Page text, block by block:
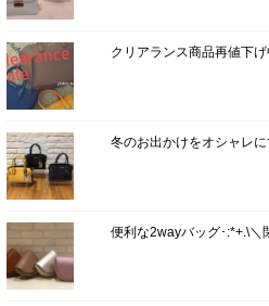
クリアランス商品再値下げ
冬のお出かけをオシャレ
便利な2wayバッグ･:*+.\＼